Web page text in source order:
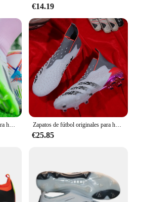
€14.19
Zapatos de fútbol originales para hombre, calzado antideslizante de entrenamiento para estudiantes de interior, botas deportivas de fútbol, resistentes al desgaste
€25.85